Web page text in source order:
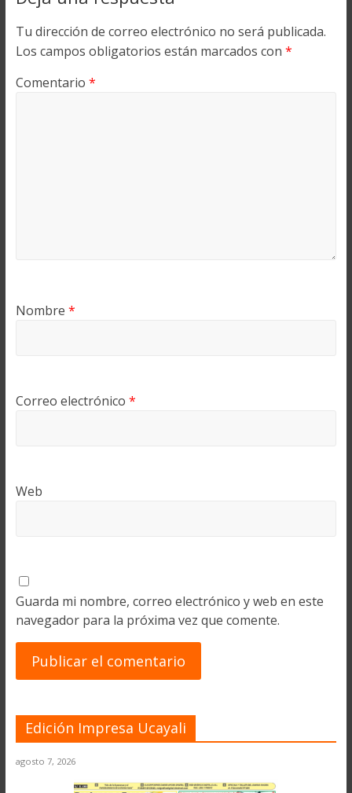
Tu dirección de correo electrónico no será publicada.
Los campos obligatorios están marcados con *
Comentario *
Nombre *
Correo electrónico *
Web
Guarda mi nombre, correo electrónico y web en este
navegador para la próxima vez que comente.
Edición Impresa Ucayali
agosto 7, 2026